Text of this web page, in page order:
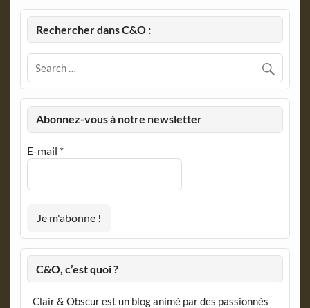
Rechercher dans C&O :
Abonnez-vous à notre newsletter
E-mail *
C&O, c’est quoi ?
Clair & Obscur est un blog animé par des passionnés